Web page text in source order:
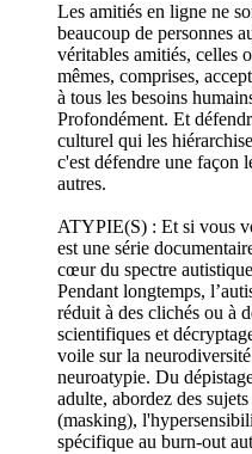
Les amitiés en ligne ne
beaucoup de personnes
véritables amitiés, celles
mêmes, comprises,
à tous les besoins
Profondément. Et
culturel qui les
c'est défendre une façon
autres.
ATYPIE(S) : Et si vous
est une série
cœur du spectre
Pendant longtemps,
réduit à des clichés ou à
scientifiques et
voile sur la
neuroatypie. Du
adulte, abordez des
(masking),
spécifique au burn-out